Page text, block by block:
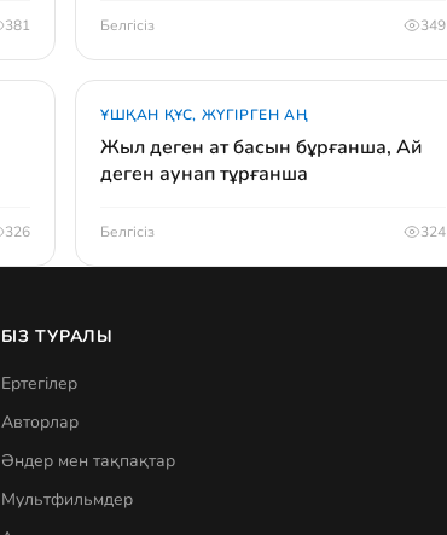
381 Белгісіз 349
326
ҰШҚАН ҚҰС, ЖҮГІРГЕН АҢ
Жыл деген ат басын бұрғанша, Ай
деген аунап тұрғанша
Белгісіз 324
БІЗ ТУРАЛЫ
Ертегілер
Авторлар
Әндер мен тақпақтар
Мультфильмдер